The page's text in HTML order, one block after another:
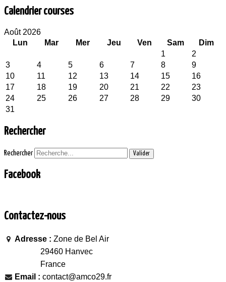
Calendrier courses
Août 2026
Lun
Mar Mer Jeu Ven Sam
Dim
1
2
3
4 5 6 7 8
9
10
11 12 13 14 15
16
17
18 19 20 21 22
23
24
25 26 27 28 29
30
31
Rechercher
Rechercher Valider
Facebook
Contactez-nous
Adresse : Zone de Bel Air
29460 Hanvec
France
Email : contact@amco29.fr